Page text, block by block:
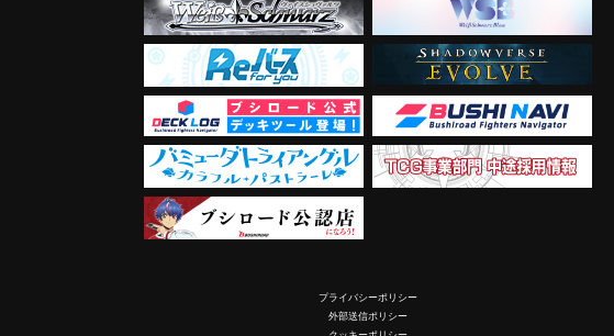
プライバシーポリシー
外部送信ポリシー